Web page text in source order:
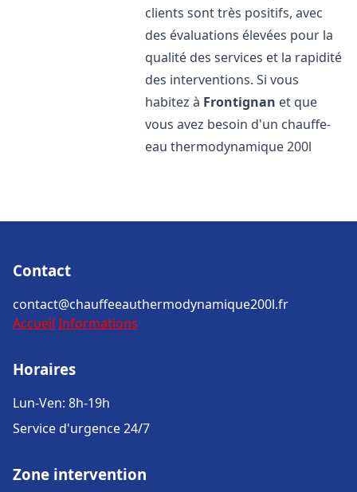
clients sont très positifs, avec
des évaluations élevées pour la
qualité des services et la rapidité
des interventions. Si vous
habitez à Frontignan et que
vous avez besoin d'un chauffe-
eau thermodynamique 200l
Contact
contact@chauffeeauthermodynamique200l.fr
Accueil Informations
Horaires
Lun-Ven: 8h-19h
Service d'urgence 24/7
Zone intervention